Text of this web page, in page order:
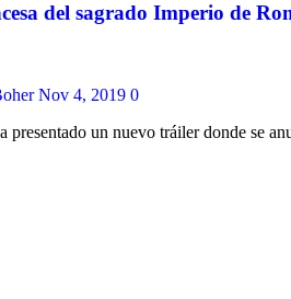
del sagrado Imperio de
Nov 4, 2019 0
presentado un nuevo tráiler donde se